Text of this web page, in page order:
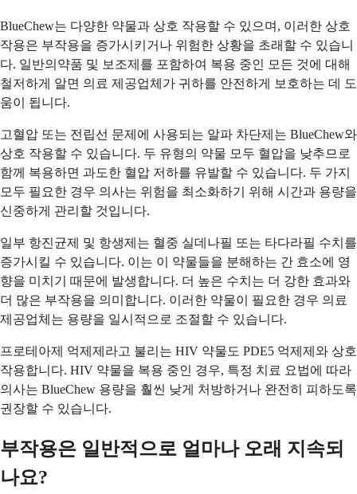
BlueChew는 다양한 약물과 상호 작용할 수 있으며, 이러한 상호
작용은 부작용을 증가시키거나 위험한 상황을 초래할 수 있습니
다. 일반의약품 및 보조제를 포함하여 복용 중인 모든 것에 대해
철저하게 알면 의료 제공업체가 귀하를 안전하게 보호하는 데 도
움이 됩니다.
고혈압 또는 전립선 문제에 사용되는 알파 차단제는 BlueChew와
상호 작용할 수 있습니다. 두 유형의 약물 모두 혈압을 낮추므로
함께 복용하면 과도한 혈압 저하를 유발할 수 있습니다. 두 가지
모두 필요한 경우 의사는 위험을 최소화하기 위해 시간과 용량을
신중하게 관리할 것입니다.
일부 항진균제 및 항생제는 혈중 실데나필 또는 타다라필 수치를
증가시킬 수 있습니다. 이는 이 약물들을 분해하는 간 효소에 영
향을 미치기 때문에 발생합니다. 더 높은 수치는 더 강한 효과와
더 많은 부작용을 의미합니다. 이러한 약물이 필요한 경우 의료
제공업체는 용량을 일시적으로 조절할 수 있습니다.
프로테아제 억제제라고 불리는 HIV 약물도 PDE5 억제제와 상호
작용합니다. HIV 약물을 복용 중인 경우, 특정 치료 요법에 따라
의사는 BlueChew 용량을 훨씬 낮게 처방하거나 완전히 피하도록
권장할 수 있습니다.
부작용은 일반적으로 얼마나 오래 지속되
나요?